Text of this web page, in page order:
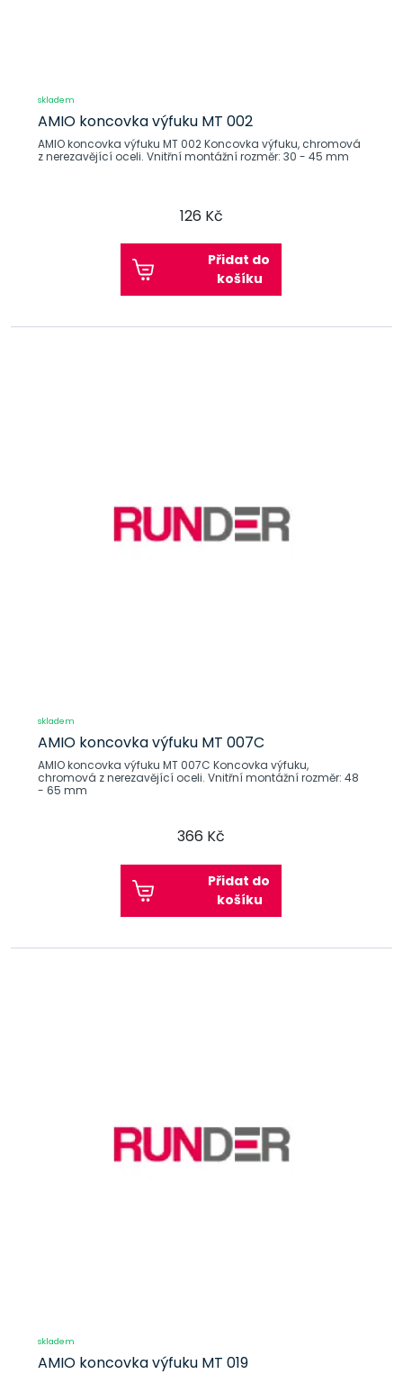
skladem
AMIO koncovka výfuku MT 002
AMIO koncovka výfuku MT 002 Koncovka výfuku, chromová
z nerezavějící oceli. Vnitřní montážní rozměr: 30 - 45 mm
126 Kč
Přidat do
košíku
skladem
AMIO koncovka výfuku MT 007C
AMIO koncovka výfuku MT 007C Koncovka výfuku,
chromová z nerezavějící oceli. Vnitřní montážní rozměr: 48
- 65 mm
366 Kč
Přidat do
košíku
skladem
AMIO koncovka výfuku MT 019